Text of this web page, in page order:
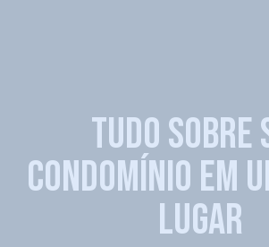
TUDO SOBRE
CONDOMÍNIO EM
LUGAR